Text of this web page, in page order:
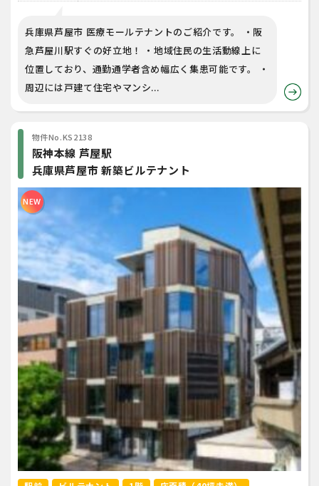
兵庫県芦屋市 医療モールテナントのご紹介です。 ・阪
急芦屋川駅すぐの好立地！ ・地域住民の生活動線上に
位置しており、通勤通学者含め幅広く集患可能です。 ・
周辺には戸建て住宅やマンシ...
物件No.KS2138
阪神本線 芦屋駅
兵庫県芦屋市 新築ビルテナント
NEW